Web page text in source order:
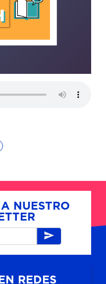
NUESTRO
REDES